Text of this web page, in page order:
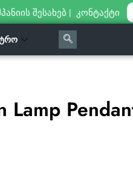
შესახებ | კონტაქტი
Lamp